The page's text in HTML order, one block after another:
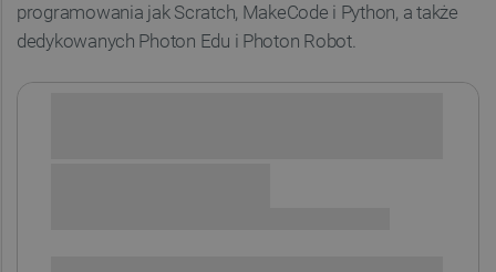
programowania jak Scratch, MakeCode i Python, a także
dedykowanych Photon Edu i Photon Robot.